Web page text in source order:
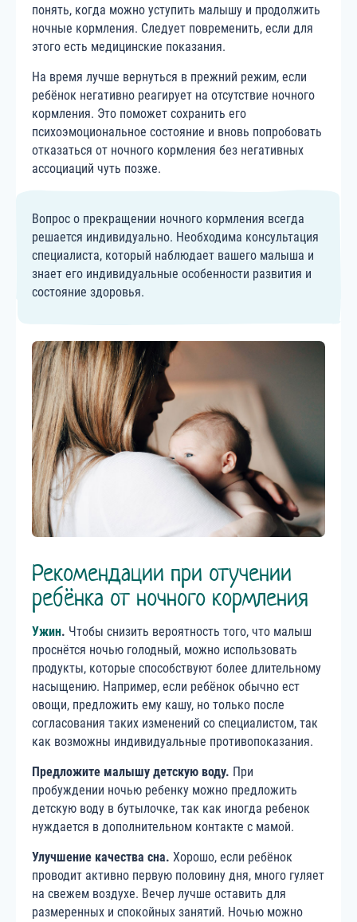
понять, когда можно уступить малышу и продолжить
ночные кормления. Следует повременить, если для
этого есть медицинские показания.
На время лучше вернуться в прежний режим, если
ребёнок негативно реагирует на отсутствие ночного
кормления. Это поможет сохранить его
психоэмоциональное состояние и вновь попробовать
отказаться от ночного кормления без негативных
ассоциаций чуть позже.
Вопрос о прекращении ночного кормления всегда
решается индивидуально. Необходима консультация
специалиста, который наблюдает вашего малыша и
знает его индивидуальные особенности развития и
состояние здоровья.
Рекомендации при отучении
ребёнка от ночного кормления
Ужин. Чтобы снизить вероятность того, что малыш
проснётся ночью голодный, можно использовать
продукты, которые способствуют более длительному
насыщению. Например, если ребёнок обычно ест
овощи, предложить ему кашу, но только после
согласования таких изменений со специалистом, так
как возможны индивидуальные противопоказания.
Предложите малышу детскую воду. При
пробуждении ночью ребенку можно предложить
детскую воду в бутылочке, так как иногда ребенок
нуждается в дополнительном контакте с мамой.
Улучшение качества сна. Хорошо, если ребёнок
проводит активно первую половину дня, много гуляет
на свежем воздухе. Вечер лучше оставить для
размеренных и спокойных занятий. Ночью можно